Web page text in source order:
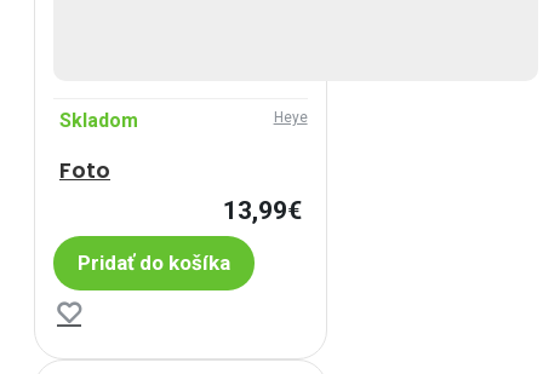
Skladom Heye
Foto
13,99€
Pridať do košíka